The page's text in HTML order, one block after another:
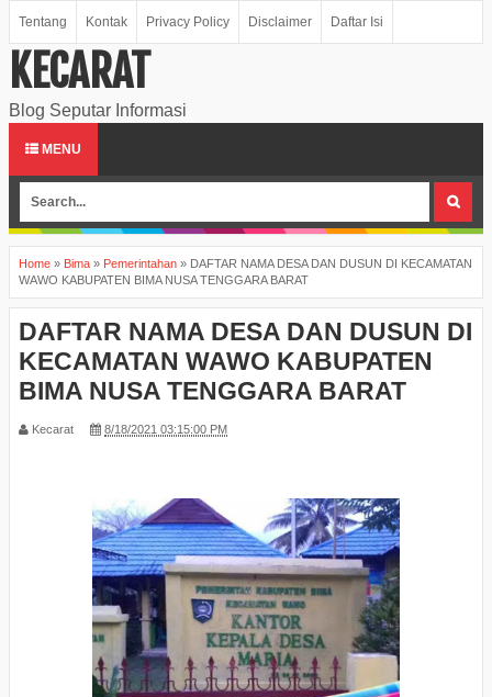
Tentang Kontak Privacy Policy Disclaimer Daftar Isi
KECARAT
Blog Seputar Informasi
MENU
Home » Bima » Pemerintahan » DAFTAR NAMA DESA DAN DUSUN DI KECAMATAN
WAWO KABUPATEN BIMA NUSA TENGGARA BARAT
DAFTAR NAMA DESA DAN DUSUN DI
KECAMATAN WAWO KABUPATEN
BIMA NUSA TENGGARA BARAT
Kecarat 8/18/2021 03:15:00 PM